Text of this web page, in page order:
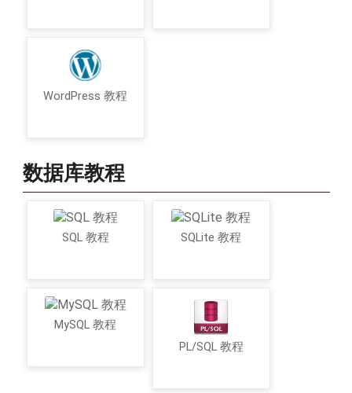
WordPress 教程
数据库教程
SQL 教程 SQLite 教程
MySQL 教程
PL/SQL 教程